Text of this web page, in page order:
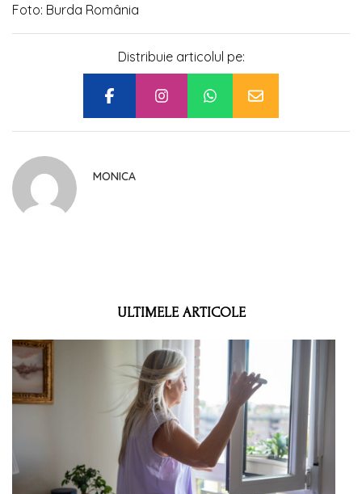
Foto: Burda România
Distribuie articolul pe:
MONICA
ULTIMELE ARTICOLE